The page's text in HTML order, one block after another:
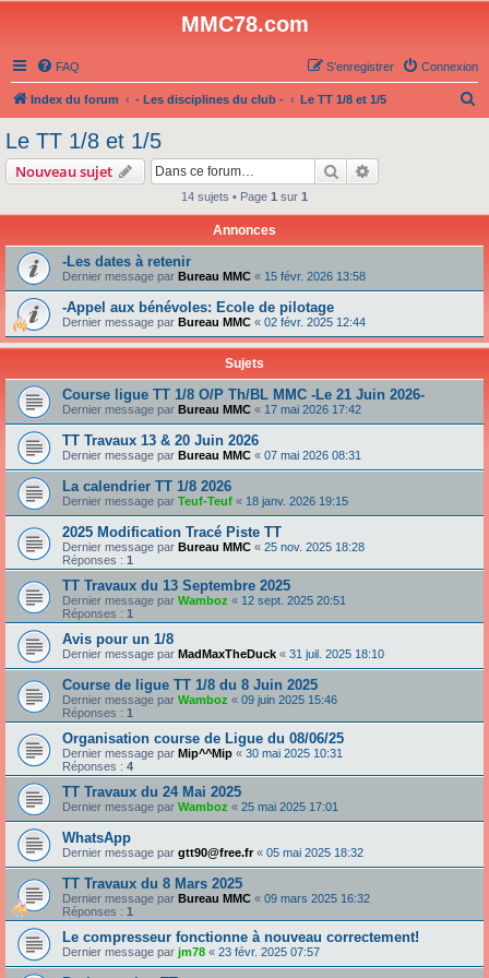
MMC78.com
FAQ Connexion
S’enregistrer
Index du forum - Les disciplines du club - Le TT 1/8 et 1/5
r
Le TT 1/8 et 1/5
Nouveau sujet Rechercher
14 sujets • Page 1 sur 1
Annonces
-Les dates à retenir
Dernier message par Bureau MMC « 15 févr. 2026 13:58
-Appel aux bénévoles: Ecole de pilotage
Dernier message par Bureau MMC « 02 févr. 2025 12:44
Sujets
Course ligue TT 1/8 O/P Th/BL MMC -Le 21 Juin 2026-
Dernier message par Bureau MMC « 17 mai 2026 17:42
TT Travaux 13 & 20 Juin 2026
Dernier message par Bureau MMC « 07 mai 2026 08:31
La calendrier TT 1/8 2026
Dernier message par Teuf-Teuf « 18 janv. 2026 19:15
2025 Modification Tracé Piste TT
Dernier message par Bureau MMC « 25 nov. 2025 18:28
Réponses : 1
TT Travaux du 13 Septembre 2025
Dernier message par Wamboz « 12 sept. 2025 20:51
Réponses : 1
Avis pour un 1/8
Dernier message par MadMaxTheDuck « 31 juil. 2025 18:10
Course de ligue TT 1/8 du 8 Juin 2025
Dernier message par Wamboz « 09 juin 2025 15:46
Réponses : 1
Organisation course de Ligue du 08/06/25
Dernier message par Mip^^Mip « 30 mai 2025 10:31
Réponses : 4
TT Travaux du 24 Mai 2025
Dernier message par Wamboz « 25 mai 2025 17:01
WhatsApp
Dernier message par gtt90@free.fr« 05 mai 2025 18:32
TT Travaux du 8 Mars 2025
Dernier message par Bureau MMC « 09 mars 2025 16:32
Réponses : 1
Le compresseur fonctionne à nouveau correctement!
Dernier message par jm78 « 23 févr. 2025 07:57